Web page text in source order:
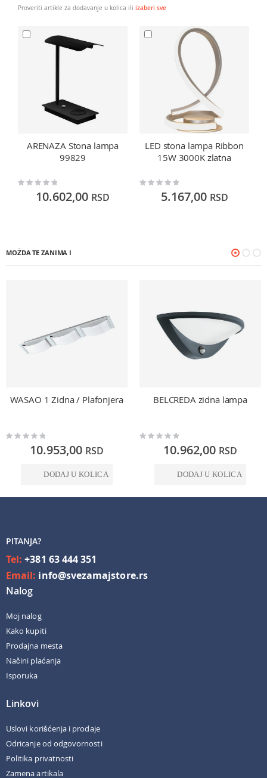
Proveriti artikle za dodavanje u kolica ili izaberi sve
ARENAZA Stona lampa
99829
Rating:
10.602,00 RSD
LED stona lampa Ribbon
15W 3000K zlatna
Rating:
5.167,00 RSD
MOŽDA TE ZANIMA I
WASAO 1 Zidna / Plafonjera
Rating:
10.953,00 RSD
DODAJ U KOLICA
BELCREDA zidna lampa
Rating:
10.962,00 RSD
DODAJ U KOLICA
PITANJA?
Tel:+381 63 444 351
Email: info@svezamajstore.rs
Nalog
Moj nalog
Kako kupiti
Prodajna mesta
Načini plaćanja
Isporuka
Linkovi
Uslovi korišćenja i prodaje
Odricanje od odgovornosti
Politika privatnosti
Zamena artikala